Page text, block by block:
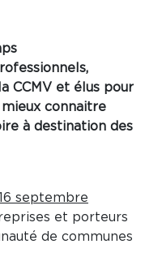
CCMV et élus pour
connaitre
à destination des
septembre
et porteurs
de communes